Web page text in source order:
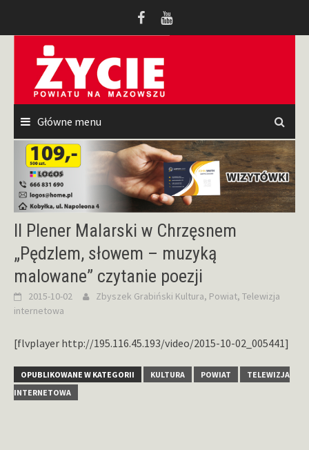
Główne menu
II Plener Malarski w Chrzęsnem
„Pędzlem, słowem – muzyką
malowane” czytanie poezji
2015-10-02 Zbyszek Grabiński Kultura, Powiat, Telewizja
internetowa
[flvplayer http://195.116.45.193/video/2015-10-02_005441]
OPUBLIKOWANE W KATEGORII KULTURA POWIAT
TELEWIZJA
INTERNETOWA